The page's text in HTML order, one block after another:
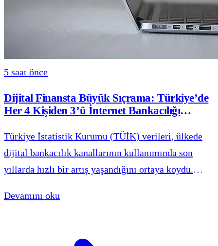
5 saat önce
Dijital Finansta Büyük Sıçrama: Türkiye’de
Her 4 Kişiden 3’ü İnternet Bankacılığı
Türkiye İstatistik Kurumu (TÜİK) verileri, ülkede
dijital bankacılık kanallarının kullanımında son
yıllarda hızlı bir artış yaşandığını ortaya koydu.
bankacılığı kullanım oranı, bu yıl yüzde 75,9’a
Devamını oku